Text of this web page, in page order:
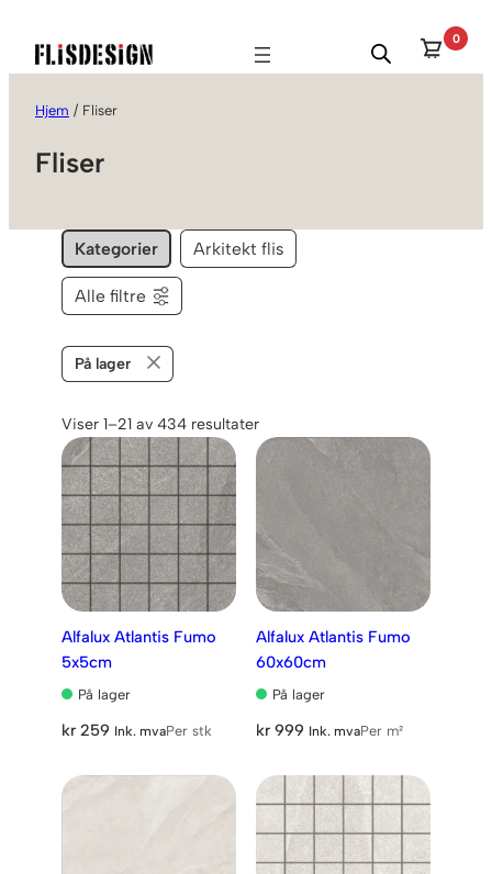
innhold
0
Hjem / Fliser
Fliser
Kategorier Arkitekt flis
Alle filtre
På lager
Viser 1–21 av 434 resultater
Alfalux Atlantis Fumo
5x5cm
På lager
kr 259 Ink. mvaPer stk
Alfalux Atlantis Fumo
60x60cm
På lager
kr999 Ink. mvaPer m²